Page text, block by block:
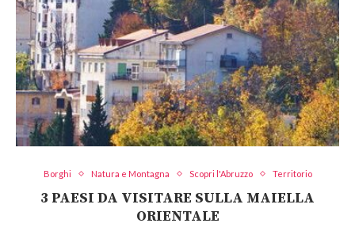
Borghi Natura e Montagna Scopri l'Abruzzo Territorio
3 PAESI DA VISITARE SULLA MAIELLA
ORIENTALE